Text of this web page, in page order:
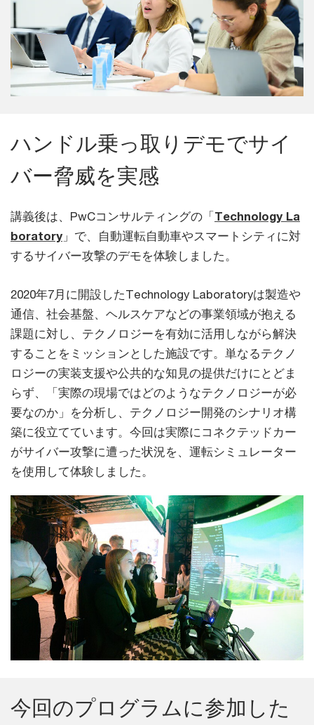
ハンドル乗っ取りデモでサイ
バー脅威を実感
講義後は、PwCコンサルティングの「Technology La
boratory 」で、自動運転自動車やスマートシティに対
するサイバー攻撃のデモを体験しました。
2020年7月に開設したTechnology Laboratoryは製造や
通信、社会基盤、ヘルスケアなどの事業領域が抱える
課題に対し、テクノロジーを有効に活用しながら解決
することをミッションとした施設です。単なるテクノ
ロジーの実装支援や公共的な知見の提供だけにとどま
らず、「実際の現場ではどのようなテクノロジーが必
要なのか」を分析し、テクノロジー開発のシナリオ構
築に役立てています。今回は実際にコネクテッドカー
がサイバー攻撃に遭った状況を、運転シミュレーター
を使用して体験しました。
今回のプログラムに参加した